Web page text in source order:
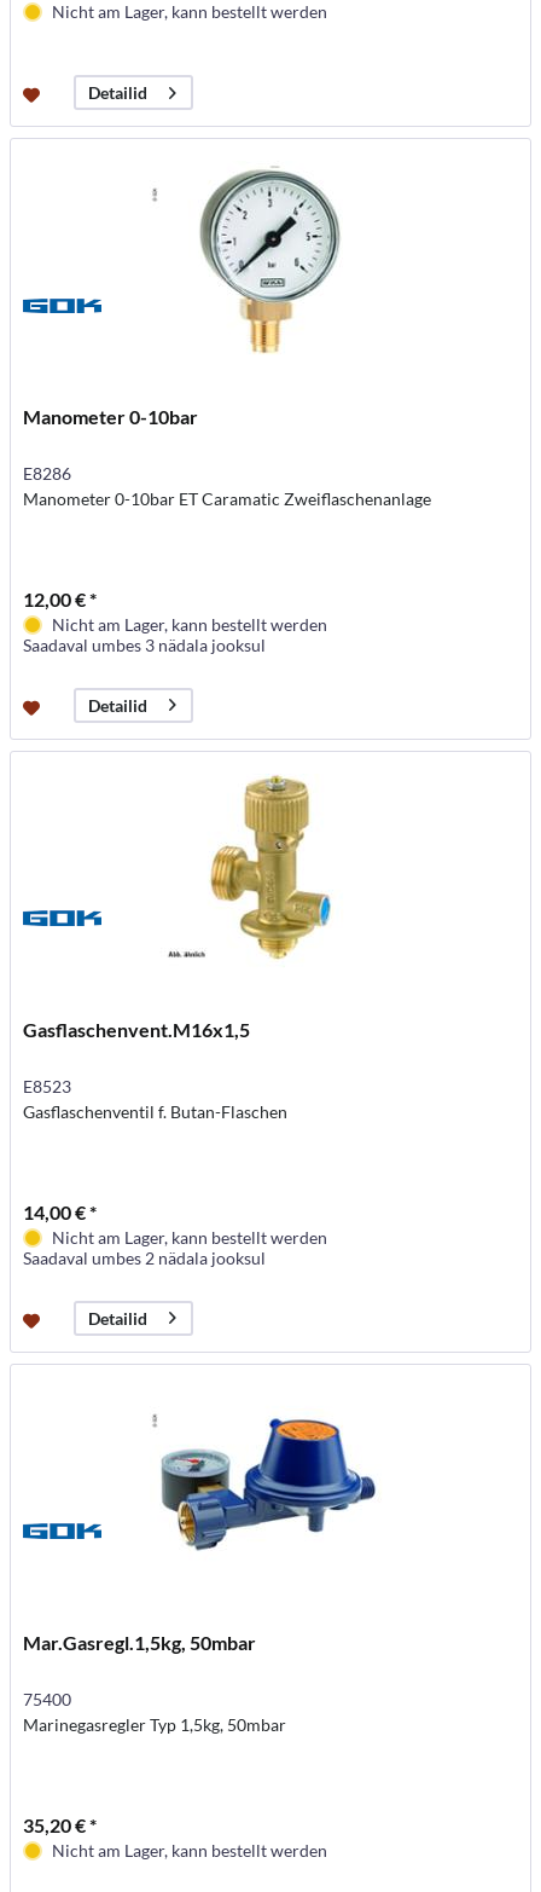
Nicht am Lager, kann bestellt werden
Detailid
Manometer 0-10bar
E8286
Manometer 0-10bar ET Caramatic Zweiflaschenanlage
12,00 € *
Nicht am Lager, kann bestellt werden
Saadaval umbes 3 nädala jooksul
Detailid
Gasflaschenvent.M16x1,5
E8523
Gasflaschenventil f. Butan-Flaschen
14,00 € *
Nicht am Lager, kann bestellt werden
Saadaval umbes 2 nädala jooksul
Detailid
Mar.Gasregl.1,5kg, 50mbar
75400
Marinegasregler Typ 1,5kg, 50mbar
35,20 € *
Nicht am Lager, kann bestellt werden